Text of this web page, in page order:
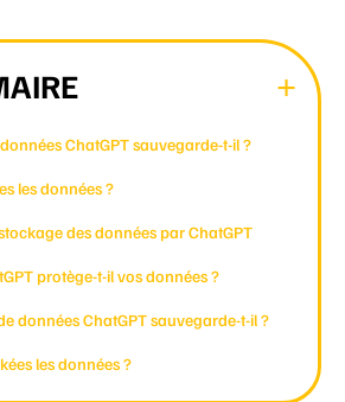
ChatGPT sauvegarde-t-il ?
les données ?
des données par ChatGPT
protège-t-il vos données ?
données ChatGPT sauvegarde-t-il ?
les données ?